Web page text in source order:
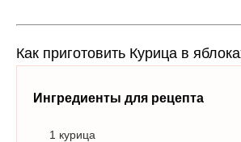
Как приготовить Курица в
Ингредиенты для рецепта
1 курица